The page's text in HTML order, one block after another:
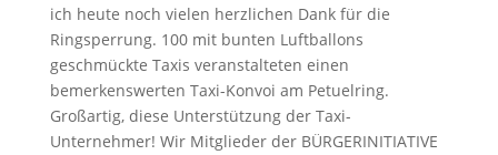
ich heute noch vielen herzlichen Dank für die
Ringsperrung. 100 mit bunten Luftballons
geschmückte Taxis veranstalteten einen
bemerkenswerten Taxi-Konvoi am Petuelring.
Großartig, diese Unterstützung der Taxi-
Unternehmer! Wir Mitglieder der BÜRGERINITIATIVE